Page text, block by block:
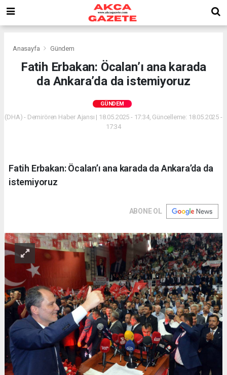
Anasayfa Gündem
Fatih Erbakan: Öcalan’ı ana karada
da Ankara’da da istemiyoruz
GÜNDEM
(DHA) - Demirören Haber Ajansı | 18.05.2025 - 17:34, Güncelleme: 18.05.2025 -
17:34
Fatih Erbakan: Öcalan’ı ana karada da Ankara’da da
istemiyoruz
ABONE OL